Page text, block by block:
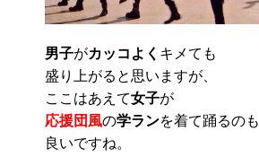
男子がカッコよく キメても
盛り上がると思いますが、
ここはあえて女子が
応援団風の学ランを着て踊るのも
良いですね。